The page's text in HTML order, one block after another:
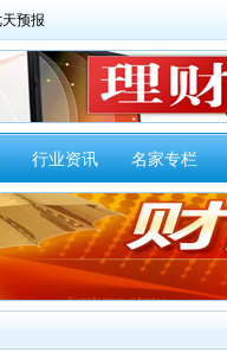
行业资讯 名家专栏